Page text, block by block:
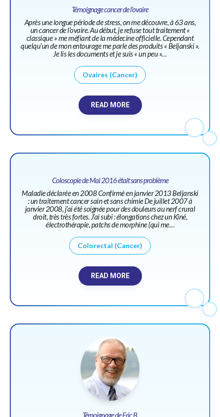
Témoignage cancer de l’ovaire
Après une longue période de stress, on me découvre, à 63 ans,
un cancer de l’ovaire. Au début, je refuse tout traitement «
classique » me méfiant de la médecine officielle. Cependant
quelqu’un de mon entourage me parle des produits « Beljanski ».
Je lis les documents et je suis « un peu »…
Ovaires (Cancer)
READ MORE
Coloscopie de Mai 2016 était sans problème
Maladie déclarée en 2008 Confirmé en janvier 2013 Beljanski
: un traitement cancer sain et sans chimie De juillet 2007 à
janvier 2008, j’ai été soignée pour des douleurs au nerf crural
droit, très très fortes. J’ai subi : élongations chez un Kiné,
électrothérapie, patchs de morphine (qui me…
Colorectal (Cancer)
READ MORE
Témoignage de Eric B.